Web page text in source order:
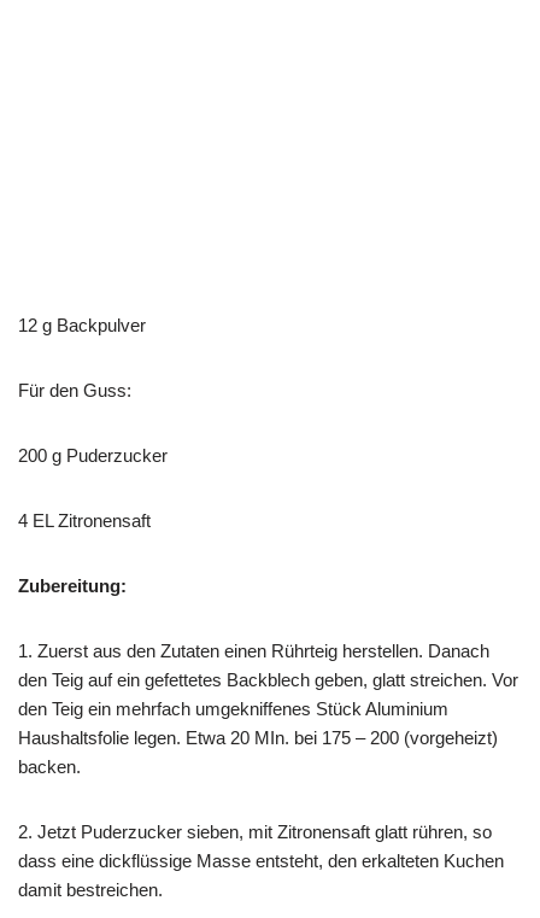
12 g Backpulver
Für den Guss:
200 g Puderzucker
4 EL Zitronensaft
Zubereitung:
1. Zuerst aus den Zutaten einen Rührteig herstellen. Danach
den Teig auf ein gefettetes Backblech geben, glatt streichen. Vor
den Teig ein mehrfach umgekniffenes Stück Aluminium
Haushaltsfolie legen. Etwa 20 MIn. bei 175 – 200 (vorgeheizt)
backen.
2. Jetzt Puderzucker sieben, mit Zitronensaft glatt rühren, so
dass eine dickflüssige Masse entsteht, den erkalteten Kuchen
damit bestreichen.